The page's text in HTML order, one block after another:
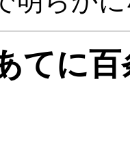
てに百